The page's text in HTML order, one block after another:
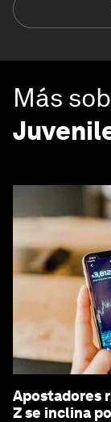
Más
Apostadores
Z se inclina